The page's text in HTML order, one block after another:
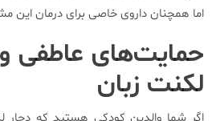
اما همچنان داروی خاصی برای درمان این
حمایت‌های عاطفی و
لکنت زبان